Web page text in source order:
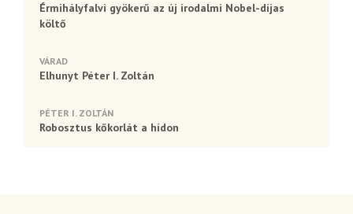
Érmihályfalvi gyökerű az új irodalmi Nobel-díjas
költő
VÁRAD
Elhunyt Péter I. Zoltán
PÉTER I. ZOLTÁN
Robosztus kőkorlát a hídon